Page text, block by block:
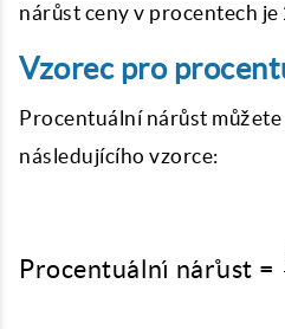
nárůst ceny v procentech je
Vzorec pro
Procentuální nárůst
následujícího vzorce:
Procentua
ˊ lnı
ˊ na
ˊ ru
˚ st =